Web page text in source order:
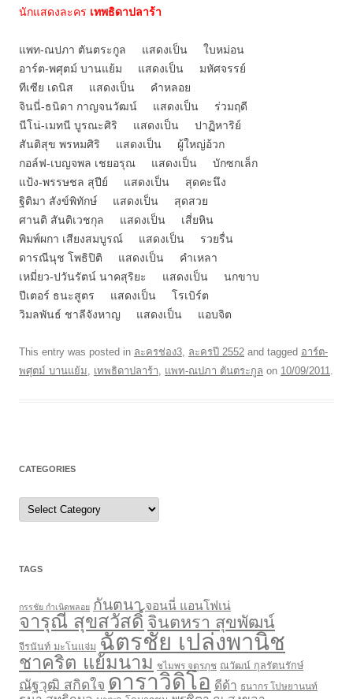
นักแสดงละคร เทพธิดาปลาร้า
แพท-ณปภา ตันตระกูล แสดงเป็น ใบหม่อน
อาร์ต-พศุตม์ บานแย้ม แสดงเป็น มหัศจรรย์
ทีเซีย เดนิส แสดงเป็น คำหลอย
จินนี่-ธนิดา กาญจนวัฒน์ แสดงเป็น ร่วมฤดี
นีโน่-เมทนี บูรณะศิริ แสดงเป็น ปาฏิหาริย์
สันติสุข พรหมศิริ แสดงเป็น ผู้ใหญ่อ้วก
กอล์ฟ-เบญจพล เชยอรุณ แสดงเป็น บักซกเล็ก
แป้ง-พรรษชล สุปีย์ แสดงเป็น สุดคะนึง
ฐิติมา สังข์พิทักษ์ แสดงเป็น สุดสวย
ศานติ สันติเวชกุล แสดงเป็น เสี่ยหิน
พิมพ์ผกา เสียงสมบูรณ์ แสดงเป็น รวยรื่น
ดารณีนุช โพธิปิติ แสดงเป็น คำเหลา
เหมี่ยว-ปวันรัตน์ นาคสุริยะ แสดงเป็น นกขาบ
ปีเตอร์ ธนะสูตร แสดงเป็น โรเบิร์ต
วิมลพันธ์ ชาลีจังหาญ แสดงเป็น แอบจิต
This entry was posted in ละครช่อง3, ละครปี 2552 and tagged อาร์ต-
พศุตม์ บานแย้ม, เทพธิดาปลาร้า, แพท-ณปภา ตันตระกูล on 10/09/2011.
CATEGORIES
C
t
r
TAGS
กรรชัย กำเนิดพลอย กันตนา จอนนี่ แอนโฟเน่
จารุณี สุขสวัสดิ์ จินตหรา สุขพัฒน์
จีรนันท์ มะโนแจ่ม ฉัตรชัย เปล่งพานิช
ชาคริต แย้มนาม ชไมพร จตุรภุช ณวัฒน์ กุลรัตนรักษ์
ณัฐวุฒิ สกิดใจ ดาราวิดิโอ ดีด้า ธนากร โปษยานนท์